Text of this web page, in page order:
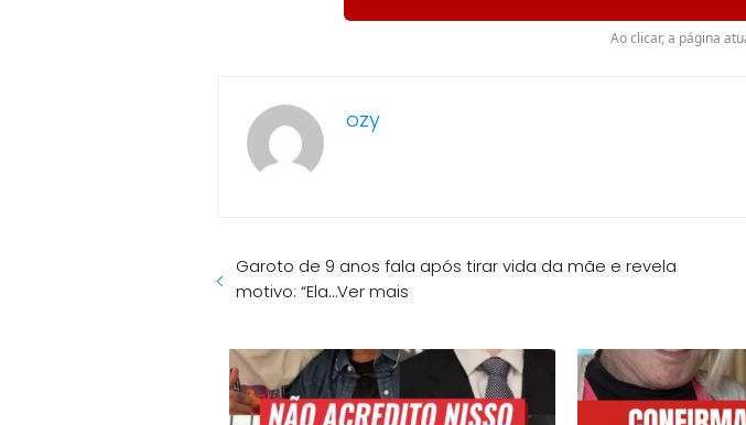
Ao clicar, a página
ozy
Garoto de 9 anos fala após tirar vida da mãe e revela
motivo: “Ela…Ver mais